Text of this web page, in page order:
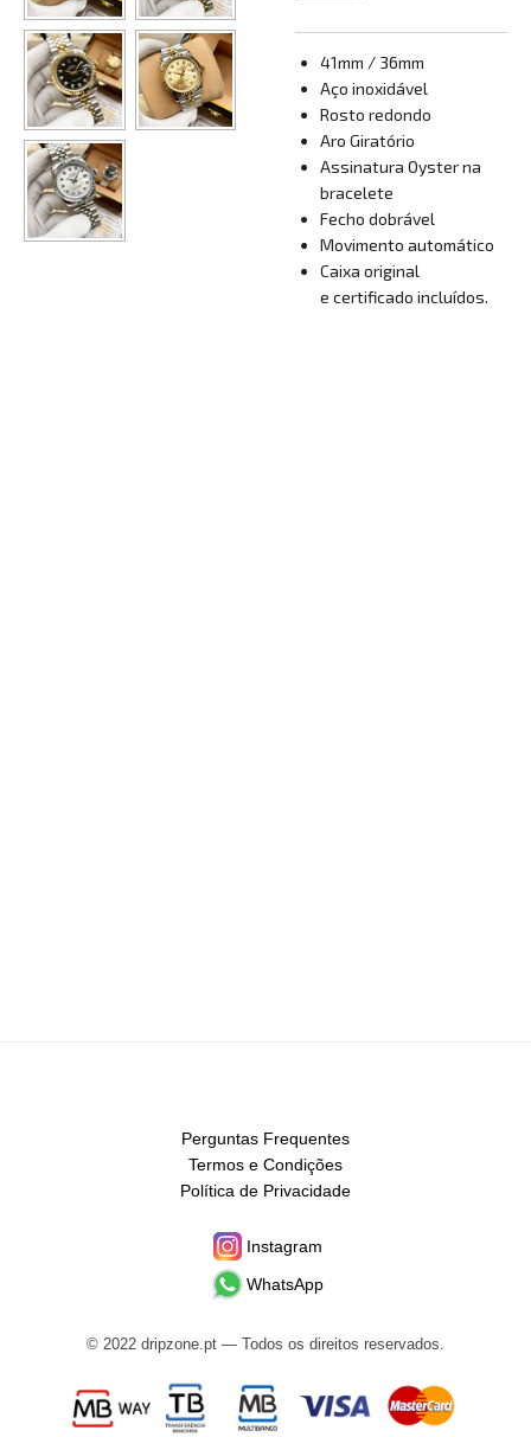
41mm / 36mm
Aço inoxidável
Rosto redondo
Aro Giratório
Assinatura Oyster na
bracelete
Fecho dobrável
Movimento automático
Caixa original
e certificado incluídos.
Perguntas Frequentes
Termos e Condições
Política de Privacidade
Instagram
WhatsApp
© 2022 dripzone.pt — Todos os direitos reservados.